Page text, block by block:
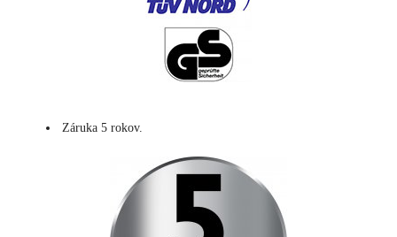
Záruka 5 rokov.